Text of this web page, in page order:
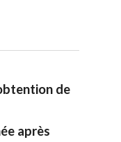
de
après